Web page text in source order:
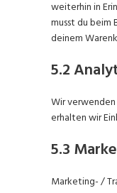
weiterhin in
musst du
deinem
5.2
Wir
erhalten wir
5.3
Marketing- /